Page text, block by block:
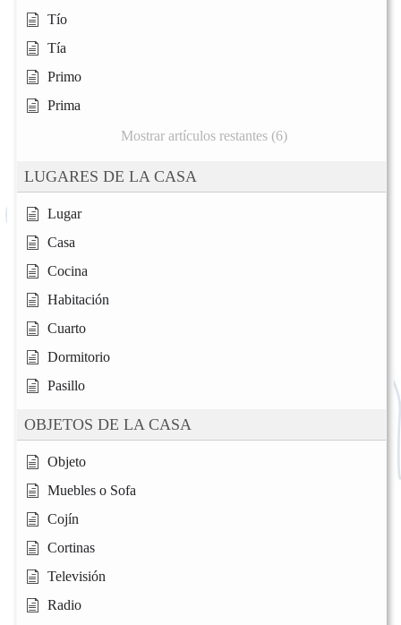
Tío
Tía
Primo
Prima
Mostrar artículos restantes (6)
LUGARES DE LA CASA
Lugar
Casa
Cocina
Habitación
Cuarto
Dormitorio
Pasillo
OBJETOS DE LA CASA
Objeto
Muebles o Sofa
Cojín
Cortinas
Televisión
Radio